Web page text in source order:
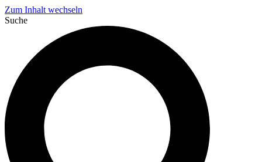
Zum Inhalt wechseln
Suche